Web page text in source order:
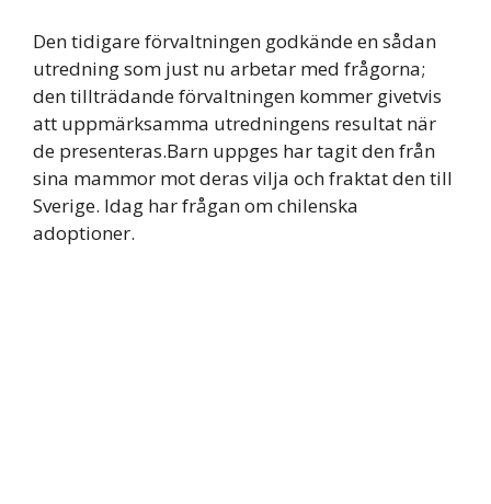
Den tidigare förvaltningen godkände en sådan
utredning som just nu arbetar med frågorna;
den tillträdande förvaltningen kommer givetvis
att uppmärksamma utredningens resultat när
de presenteras.Barn uppges har tagit den från
sina mammor mot deras vilja och fraktat den till
Sverige. Idag har frågan om chilenska
adoptioner.